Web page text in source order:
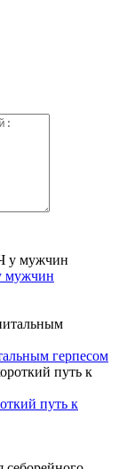
мужчин
герпесом
путь к